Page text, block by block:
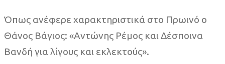
Όπως ανέφερε χαρακτηριστικά στο Πρωινό ο
Θάνος Βάγιος: «Αντώνης Ρέμος και Δέσποινα
Βανδή για λίγους και εκλεκτούς».